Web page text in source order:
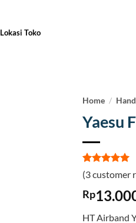
Lokasi Toko
Home /
Yaesu
Rated5
out of 5
based on
3
customer
(3customer
Rp
HT Airband